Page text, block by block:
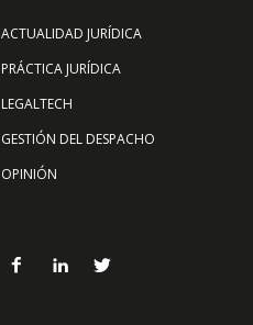
ACTUALIDAD JURÍDICA
PRÁCTICA JURÍDICA
LEGALTECH
GESTIÓN DEL DESPACHO
OPINIÓN